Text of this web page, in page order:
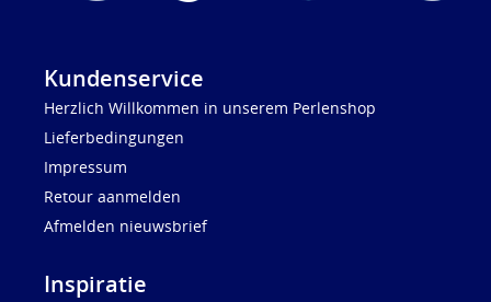
Kundenservice
Herzlich Willkommen in unserem Perlenshop
Lieferbedingungen
Impressum
Retour aanmelden
Afmelden nieuwsbrief
Inspiratie